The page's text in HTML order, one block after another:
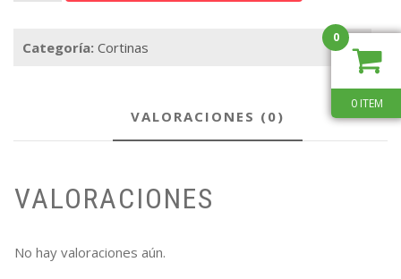
cantidad
Categoría: Cortinas
VALORACIONES (0)
VALORACIONES
No hay valoraciones aún.
0
0 ITEM